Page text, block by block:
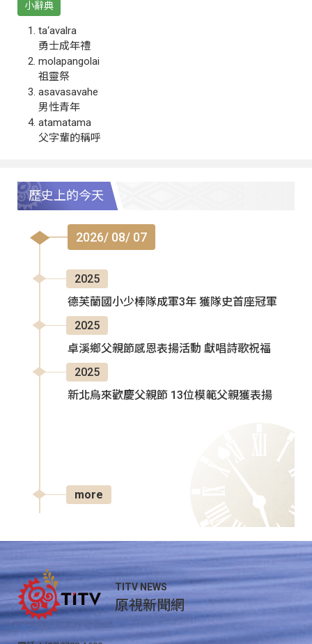
小辭典
ta‘avalra
勇士成年禮
molapangolai
祖靈祭
asavasavahe
男性青年
atamatama
父字輩的稱呼
歷史上的今天
2026/ 08/ 07
2025
德芙蘭國小少棒隊成軍3年 獲隊史首座冠軍
2025
卓溪鄉父親節感恩表揚活動 獻唱詩歌祝福
2025
新北烏來歡慶父親節 13位模範父親獲表揚
more
TITV NEWS
原視新聞網